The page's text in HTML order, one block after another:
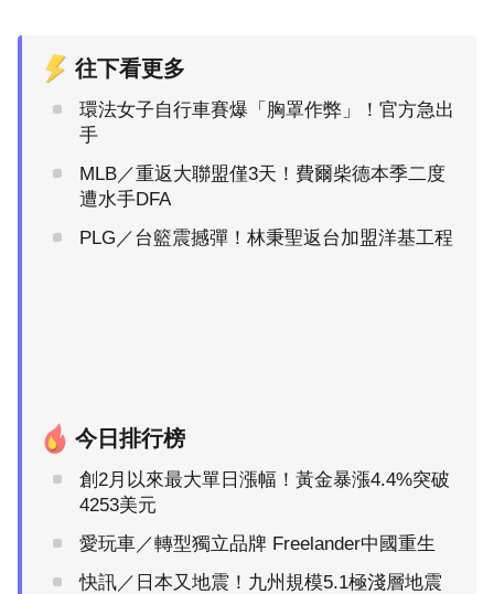
往下看更多
環法女子自行車賽爆「胸罩作弊」！官方急出
手
MLB／重返大聯盟僅3天！費爾柴德本季二度
遭水手DFA
PLG／台籃震撼彈！林秉聖返台加盟洋基工程
今日排行榜
創2月以來最大單日漲幅！黃金暴漲4.4%突破
4253美元
愛玩車／轉型獨立品牌 Freelander中國重生
快訊／日本又地震！九州規模5.1極淺層地震